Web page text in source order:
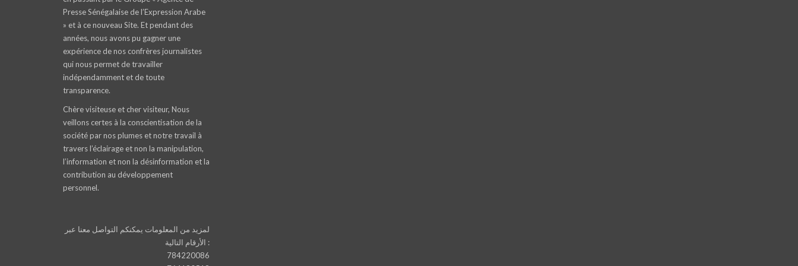
Presse Sénégalaise de l’Expression Arabe
» et à ce nouveau Site. Et pendant des
années, nous avons pu gagner une
expérience de nos confrères journalistes
qui nous permet de travailler
indépendamment et de toute
transparence.
Chère visiteuse et cher visiteur, Nous
veillons certes à la conscientisation de la
société par nos plumes et notre travail à
travers l’éclairage et non la manipulation,
l’information et non la désinformation et la
contribution au développement
personnel.
لمزيد من المعلومات يمكنكم التواصل معنا عبر
الأرقام التالية :
784220086